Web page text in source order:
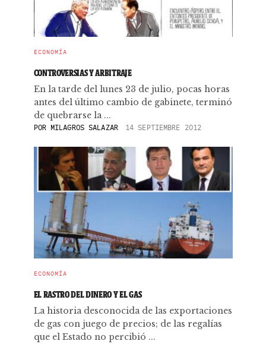
ECONOMÍA
CONTROVERSIAS Y ARBITRAJE
En la tarde del lunes 23 de julio, pocas horas
antes del último cambio de gabinete, terminó
de quebrarse la ...
PORMILAGROS SALAZAR 14 SEPTIEMBRE 2012
ECONOMÍA
EL RASTRO DEL DINERO Y EL GAS
La historia desconocida de las exportaciones
de gas con juego de precios; de las regalías
que el Estado no percibió ...